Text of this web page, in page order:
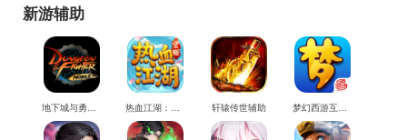
新游辅助
地下城与勇士M辅助 热血江湖：觉醒辅助 轩辕传世辅助 梦幻西游互通版辅助